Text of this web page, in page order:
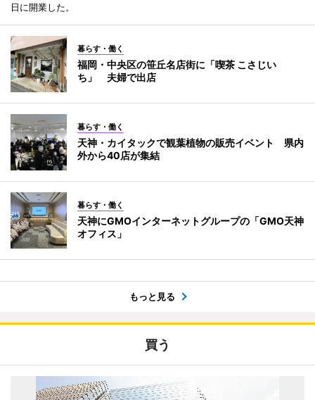
日に開業した。
暮らす・働く
福岡・中央区の笹丘名店街に「喫茶 こさじい
ち」 夫婦で出店
暮らす・働く
天神・カイタックで観葉植物の販売イベント 県内
外から40店が集結
暮らす・働く
天神にGMOインターネットグループの「GMO天神
オフィス」
もっと見る
買う